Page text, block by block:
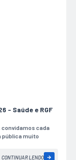
- Saúde e RGF
convidamos cada
pública muito
CONTINUAR LENDO